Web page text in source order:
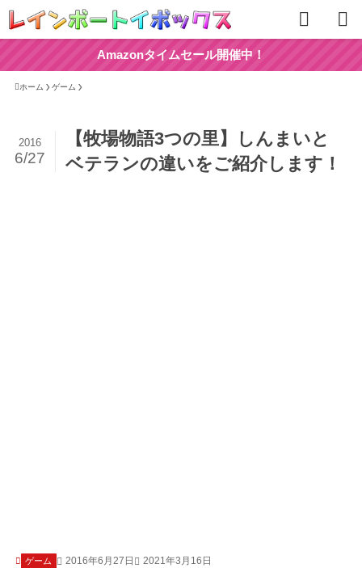
Amazonタイムセール開催中！
ホーム ゲーム
【牧場物語3つの里】しんまいと
ベテランの違いをご紹介します！
2016
6/27
ゲーム 2016年6月27日 2021年3月16日